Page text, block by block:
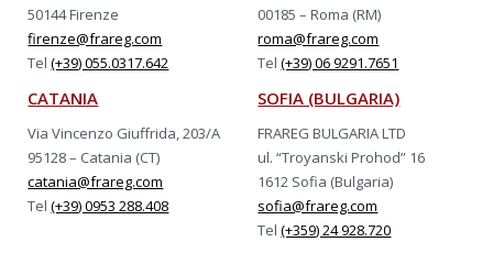
50144 Firenze
firenze@frareg.com
Tel(+39) 055.0317.642
00185 – Roma (RM)
roma@frareg.com
Tel(+39) 06 9291.7651
CATANIA
Via Vincenzo Giuffrida, 203/A
95128 – Catania (CT)
catania@frareg.com
Tel(+39) 0953 288.408
SOFIA (BULGARIA)
FRAREG BULGARIA LTD
ul. “Troyanski Prohod” 16
1612 Sofia (Bulgaria)
sofia@frareg.com
Tel(+359) 24 928.720